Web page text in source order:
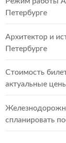
Петербурге
Архитектор и
Петербурге
Стоимость
актуальные
спланировать